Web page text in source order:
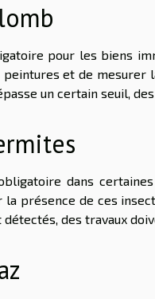
pour les biens
et de
un certain seuil,
dans
présence de ces
des travaux